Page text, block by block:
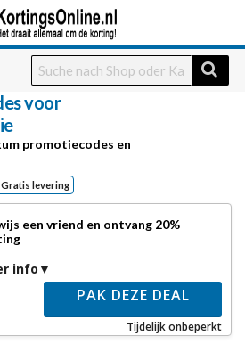
voor
promotiecodes en
Gratis levering
een vriend en ontvang 20%
info
PAK DEZE DEAL
Tijdelijk onbeperkt